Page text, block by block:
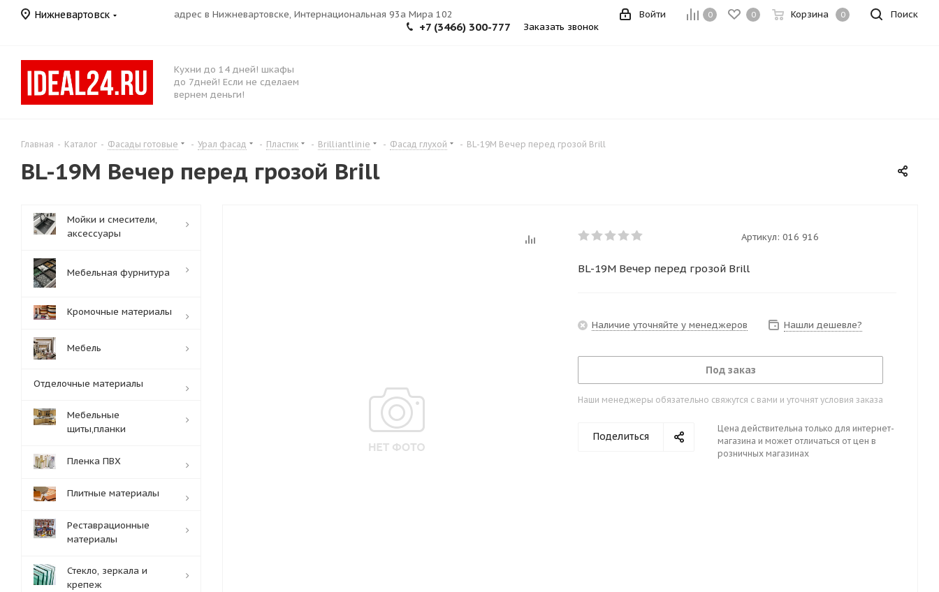
Нижневартовск адрес в Нижневартовске, Интернациональная 93а Мира 102 Поиск
0 0 Корзина 0
Войти
+7 (3466) 300-777 Заказать звонок
Кухни до 14 дней! шкафы
до 7дней! Если не сделаем
вернем деньги!
Главная - Каталог - Фасады готовые - Урал фасад - Пластик - Brilliantlinie - Фасад глухой - BL-19M Вечер перед грозой Brill
BL-19M Вечер перед грозой Brill
Артикул: 016 916
BL-19M Вечер перед грозой Brill
Наличие уточняйте у менеджеров Нашли дешевле?
Под заказ
Наши менеджеры обязательно свяжутся с вами и уточнят условия заказа
Поделиться
Цена действительна только для интернет-
магазина и может отличаться от цен в
розничных магазинах
Мойки и смесители,
аксессуары
Мебельная фурнитура
Кромочные материалы
Мебель
Отделочные материалы
Мебельные
щиты,планки
Пленка ПВХ
Плитные материалы
Реставрационные
материалы
Стекло, зеркала и
крепеж